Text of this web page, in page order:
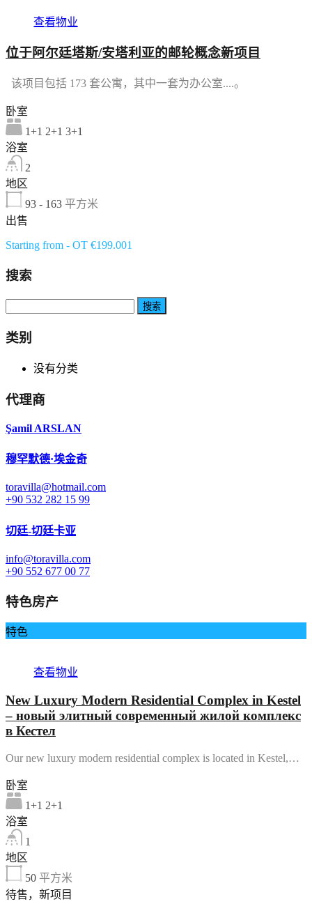
查看物业
位于阿尔廷塔斯/安塔利亚的邮轮概念新项目
该项目包括 173 套公寓，其中一套为办公室....。
卧室
1+1 2+1 3+1
浴室
2
地区
93 - 163 平方米
出售
Starting from - OT €199.001
搜索
类别
没有分类
代理商
Şamil ARSLAN
穆罕默德·埃金奇
toravilla@hotmail.com
+90 532 282 15 99
切廷-切廷卡亚
info@toravilla.com
+90 552 677 00 77
特色房产
特色
查看物业
New Luxury Modern Residential Complex in Kestel
– новый элитный современный жилой комплекс
в Кестел
Our new luxury modern residential complex is located in Kestel,…
卧室
1+1 2+1
浴室
1
地区
50 平方米
待售，新项目